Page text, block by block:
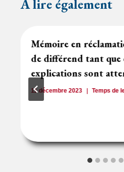
A lire également
Mémoire en
de différend tant que
explications sont
11 décembre 2023 Temps de